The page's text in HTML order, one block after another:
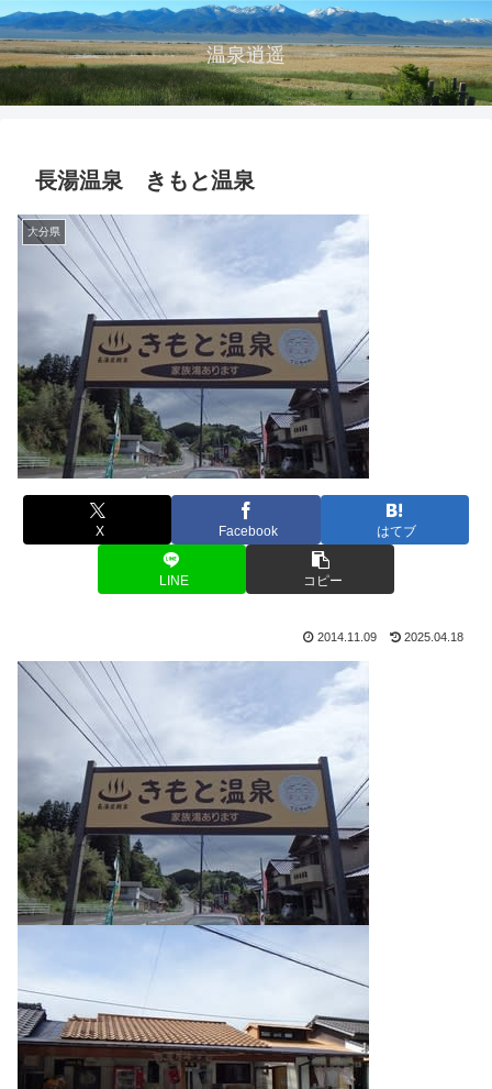
温泉逍遥
長湯温泉 きもと温泉
大分県
X Facebook はてブ
LINE コピー
2014.11.09 2025.04.18